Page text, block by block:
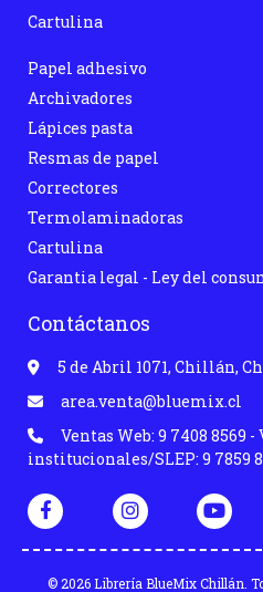
Cartulina
Papel adhesivo
Archivadores
Lápices pasta
Resmas de papel
Correctores
Termolaminadoras
Cartulina
Garantia legal - Ley del
Contáctanos
5 de Abril 1071, Chillán,
area.venta@bluemix.cl
Ventas Web: 9 7408 8569 -
institucionales/SLEP: 9 7859
© 2026 Librería BlueMix Chillán.